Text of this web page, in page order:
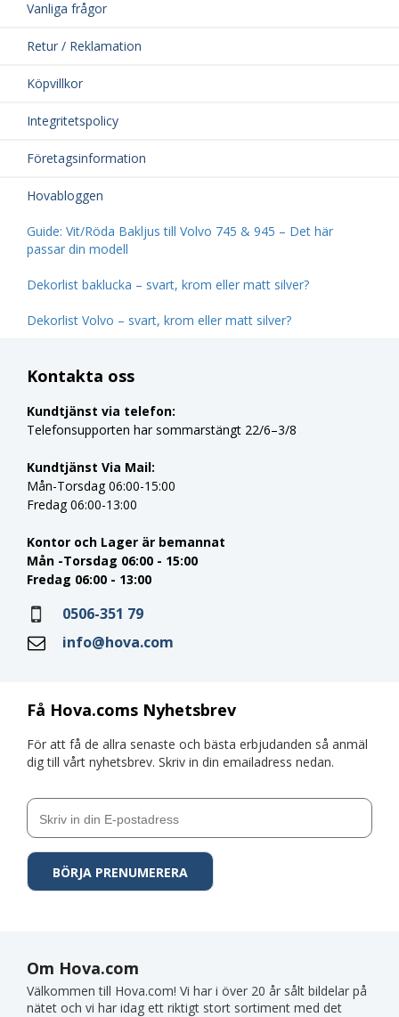
Vanliga frågor
Retur / Reklamation
Köpvillkor
Integritetspolicy
Företagsinformation
Hovabloggen
Guide: Vit/Röda Bakljus till Volvo 745 & 945 – Det här
passar din modell
Dekorlist baklucka – svart, krom eller matt silver?
Dekorlist Volvo – svart, krom eller matt silver?
Få Hova.coms Nyhetsbrev
För att få de allra senaste och bästa erbjudanden så anmäl
dig till vårt nyhetsbrev. Skriv in din emailadress nedan.
Kontakta oss
Kundtjänst via telefon:
Telefonsupporten har sommarstängt 22/6–3/8
Kundtjänst Via Mail:
Mån-Torsdag 06:00-15:00
Fredag 06:00-13:00
Kontor och Lager är bemannat
Mån -Torsdag 06:00 - 15:00
Fredag 06:00 - 13:00
0506-351 79
info@hova.com
Om Hova.com
Välkommen till Hova.com! Vi har i över 20 år sålt bildelar på
nätet och vi har idag ett riktigt stort sortiment med det